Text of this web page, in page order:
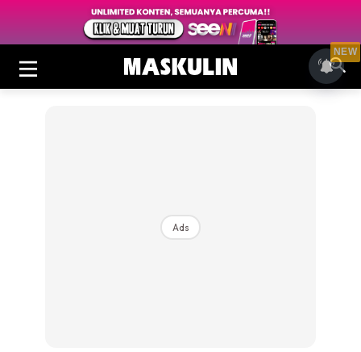
Ads
NEW